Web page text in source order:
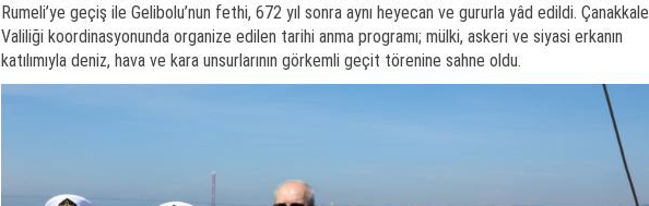
Rumeli’ye geçiş ile Gelibolu’nun fethi, 672 yıl sonra aynı heyecan ve gururla yâd edildi. Çanakkale
Valiliği koordinasyonunda organize edilen tarihi anma programı; mülki, askeri ve siyasi erkanın
katılımıyla deniz, hava ve kara unsurlarının görkemli geçit törenine sahne oldu.